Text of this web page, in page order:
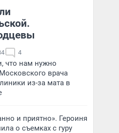
4
что нам нужно
врача
из-за мата в
и приятно». Героиня
о съемках с гуру